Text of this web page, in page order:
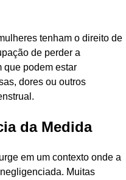
tenham o direito de
de perder a
que podem estar
dores ou outros
da Medida
em um contexto onde a
Muitas